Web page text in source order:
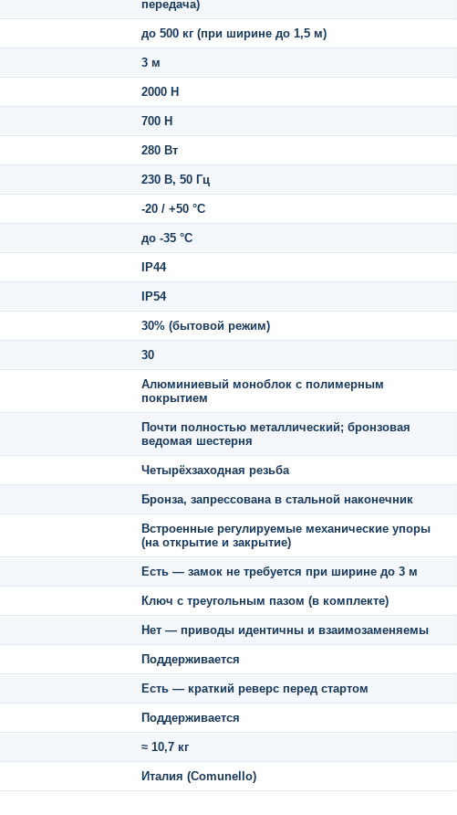
передача)
до 500 кг (при ширине до 1,5 м)
3 м
2000 Н
700 Н
280 Вт
230 В, 50 Гц
-20 / +50 °C
до -35 °C
IP44
IP54
30% (бытовой режим)
30
Алюминиевый моноблок с полимерным
покрытием
Почти полностью металлический; бронзовая
ведомая шестерня
Четырёхзаходная резьба
Бронза, запрессована в стальной наконечник
Встроенные регулируемые механические упоры
(на открытие и закрытие)
Есть — замок не требуется при ширине до 3 м
Ключ с треугольным пазом (в комплекте)
Нет — приводы идентичны и взаимозаменяемы
Поддерживается
Есть — краткий реверс перед стартом
Поддерживается
≈ 10,7 кг
Италия (Comunello)